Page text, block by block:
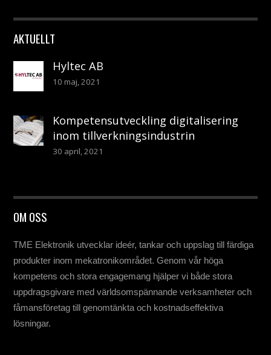
AKTUELLT
Hyltec AB
10 maj, 2021
Kompetensutveckling digitalisering
inom tillverkningsindustrin
30 april, 2021
OM OSS
TME Elektronik utvecklar ideér, tankar och uppslag till färdiga
produkter inom mekatronikområdet. Genom vår höga
kompetens och stora engagemang hjälper vi både stora
uppdragsgivare med världsomspännande verksamheter och
fåmansföretag till genomtänkta och kostnadseffektiva
lösningar.